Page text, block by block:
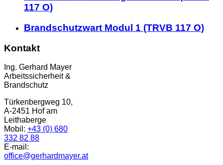
117 O)
Brandschutzwart Modul 1 (TRVB 117 O)
Kontakt
Ing. Gerhard Mayer
Arbeitssicherheit &
Brandschutz
Türkenbergweg 10,
A-2451 Hof am
Leithaberge
Mobil: +43 (0) 680
332 82 88
E-mail:
office@gerhardmayer.at